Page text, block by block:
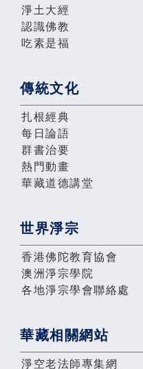
淨土大經
認識佛教
吃素是福
傳統文化
扎根經典
每日論語
群書治要
熱門動畫
華藏道德講堂
世界淨宗
香港佛陀教育協會
澳洲淨宗學院
各地淨宗學會聯絡處
華藏相關網站
淨空老法師專集網